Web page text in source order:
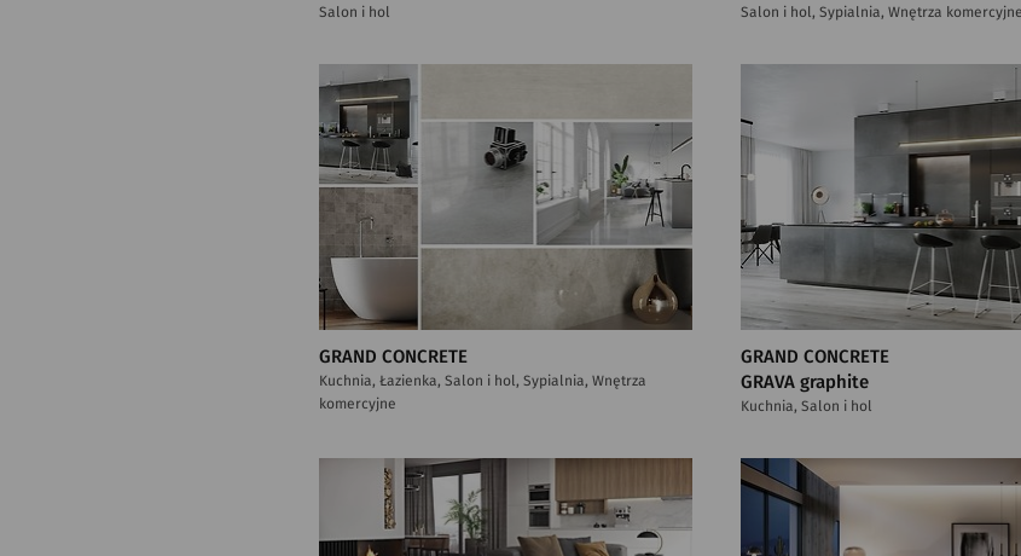
Salon i hol Salon i hol, Sypialnia, Wnętrza komercyjne
GRAND CONCRETE
Kuchnia, Łazienka, Salon i hol, Sypialnia, Wnętrza
komercyjne
GRAND CONCRETE
GRAVA graphite
Kuchnia, Salon i hol